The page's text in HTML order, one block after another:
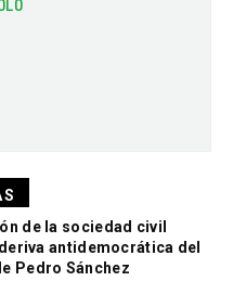
de la sociedad civil
antidemocrática del
Pedro Sánchez